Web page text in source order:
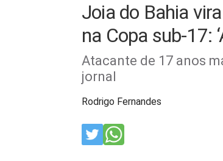
Joia do Bahia
na Copa sub-17:
Atacante de 17 anos
jornal
Rodrigo Fernandes